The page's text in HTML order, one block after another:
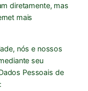
diretamente, mas
mais
nós e nossos
seu
Pessoais de